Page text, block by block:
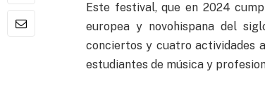
Este festival, que en 2024
europea y novohispana del
conciertos y cuatro actividades
estudiantes de música y